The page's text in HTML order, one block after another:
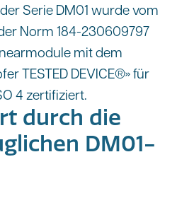
Serie DM01 wurde vom
Norm 184-230609797
mit dem
TESTED DEVICE®» für
4 zertifiziert.
durch die
DM01-